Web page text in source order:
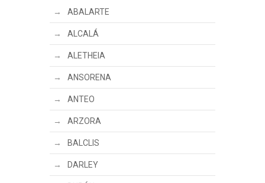
ABALARTE
ALCALÁ
ALETHEIA
ANSORENA
ANTEO
ARZORA
BALCLIS
DARLEY